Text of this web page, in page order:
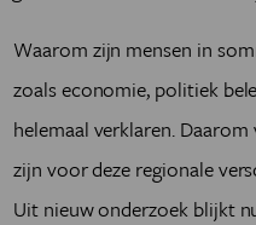
Waarom zijn mensen in
zoals economie, politiek
helemaal verklaren.
zijn voor deze regionale
Uit nieuw onderzoek blijkt